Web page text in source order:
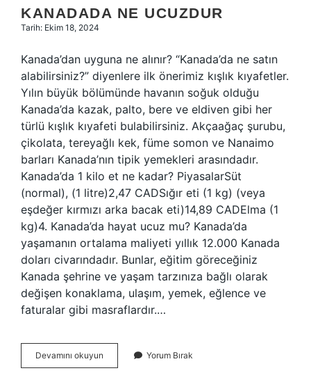
KANADADA NE UCUZDUR
Tarih: Ekim 18, 2024
Kanada’dan uyguna ne alınır? “Kanada’da ne satın
alabilirsiniz?” diyenlere ilk önerimiz kışlık kıyafetler.
Yılın büyük bölümünde havanın soğuk olduğu
Kanada’da kazak, palto, bere ve eldiven gibi her
türlü kışlık kıyafeti bulabilirsiniz. Akçaağaç şurubu,
çikolata, tereyağlı kek, füme somon ve Nanaimo
barları Kanada’nın tipik yemekleri arasındadır.
Kanada’da 1 kilo et ne kadar? PiyasalarSüt
(normal), (1 litre)2,47 CADSığır eti (1 kg) (veya
eşdeğer kırmızı arka bacak eti)14,89 CADElma (1
kg)4. Kanada’da hayat ucuz mu? Kanada’da
yaşamanın ortalama maliyeti yıllık 12.000 Kanada
doları civarındadır. Bunlar, eğitim göreceğiniz
Kanada şehrine ve yaşam tarzınıza bağlı olarak
değişen konaklama, ulaşım, yemek, eğlence ve
faturalar gibi masraflardır.…
Devamını okuyun Kanadada
Ne
Yorum Bırak